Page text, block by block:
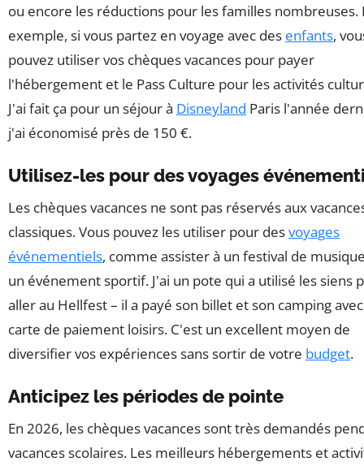
ou encore les réductions pour les familles nombreuses.
exemple, si vous partez en voyage avec des enfants,
pouvez utiliser vos chèques vacances pour payer
l'hébergement et le Pass Culture pour les activités
J'ai fait ça pour un séjour à Disneyland Paris l'année
j'ai économisé près de 150 €.
Utilisez-les pour des voyages
Les chèques vacances ne sont pas réservés aux
classiques. Vous pouvez les utiliser pour desvoyages
événementiels, comme assister à un festival de
un événement sportif. J'ai un pote qui a utilisé les siens
aller au Hellfest – il a payé son billet et son camping
carte de paiement loisirs. C'est un excellent moyen de
diversifier vos expériences sans sortir de votre budget.
Anticipez les périodes de pointe
En 2026, les chèques vacances sont très demandés
vacances scolaires. Les meilleurs hébergements et